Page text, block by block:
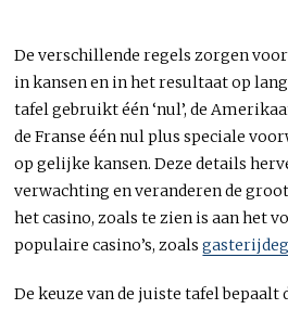
De verschillende regels zorgen
in kansen en in het resultaat op
tafel gebruikt één ‘nul’, de
de Franse één nul plus speciale
op gelijke kansen. Deze details
verwachting en veranderen de
het casino, zoals te zien is aan het
populaire casino’s, zoals
De keuze van de juiste tafel bepaalt